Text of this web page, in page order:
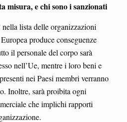
misura, e chi sono i sanzionati
lista delle organizzazioni
produce conseguenze
il personale del corpo sarà
nell’Ue, mentre i loro beni e
nei Paesi membri verranno
Inoltre, sarà proibita ogni
che implichi rapporti